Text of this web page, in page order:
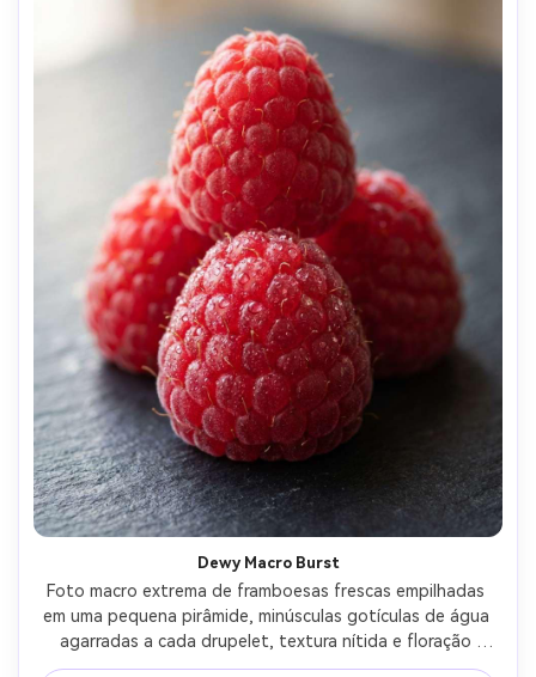
Dewy Macro Burst
Foto macro extrema de framboesas frescas empilhadas
em uma pequena pirâmide, minúsculas gotículas de água
agarradas a cada drupelet, textura nítida e floração
natural, luz diurna suave e difusa da esquerda, fundo de